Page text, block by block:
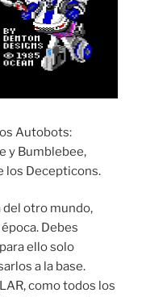
Autobots:
y Bumblebee,
los Decepticons.
del otro mundo,
Debes
ello solo
a la base.
como todos los